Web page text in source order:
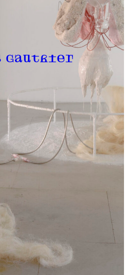
Gauthier